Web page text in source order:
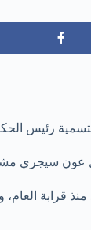
المقبل الموافق 26
عون سيجري
منذ قرابة